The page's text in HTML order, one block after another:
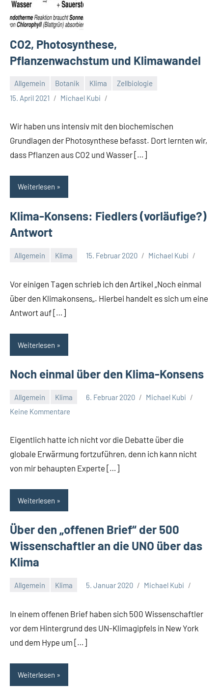
CO2, Photosynthese,
Pflanzenwachstum und Klimawandel
Allgemein Botanik Klima
Zellbiologie
15. April 2021
Michael Kubi
Wir haben uns intensiv mit den biochemischen
Grundlagen der Photosynthese befasst. Dort lernten wir,
dass Pflanzen aus CO2 und Wasser […]
Weiterlesen
Klima-Konsens: Fiedlers (vorläufige?)
Antwort
Allgemein Klima 15. Februar 2020 Michael Kubi
Vor einigen Tagen schrieb ich den Artikel „Noch einmal
über den Klimakonsens„. Hierbei handelt es sich um eine
Antwort auf […]
Weiterlesen
Noch einmal über den Klima-Konsens
Allgemein Klima 6. Februar 2020
Michael Kubi
Keine Kommentare
Eigentlich hatte ich nicht vor die Debatte über die
globale Erwärmung fortzuführen, denn ich kann nicht
von mir behaupten Experte […]
Weiterlesen
Über den „offenen Brief“ der 500
Wissenschaftler an die UNO über das
Klima
Allgemein Klima 5. Januar 2020 Michael Kubi
In einem offenen Brief haben sich 500 Wissenschaftler
vor dem Hintergrund des UN-Klimagipfels in New York
und dem Hype um […]
Weiterlesen